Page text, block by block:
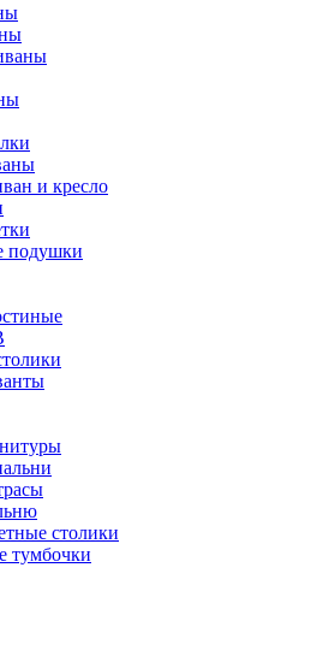
и кресло
подушки
столики
тумбочки